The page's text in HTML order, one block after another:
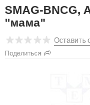
SMAG-BNCG,
"мама"
Оставить
Поделиться